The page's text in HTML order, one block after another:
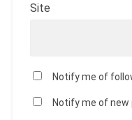
Site
Notify me of
Notify me of new